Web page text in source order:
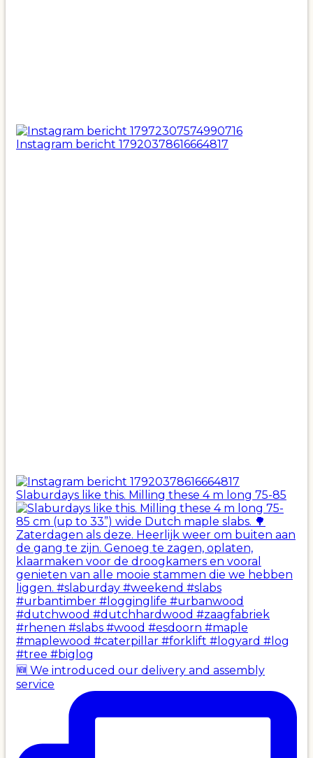
Instagram bericht 17920378616664817
Slaburdays like this. Milling these 4 m long 75-85
🆕 We introduced our delivery and assembly
service